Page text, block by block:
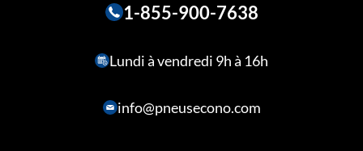
1-855-900-7638
Lundi à vendredi 9h à 16h
info@pneusecono.com